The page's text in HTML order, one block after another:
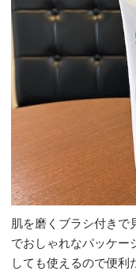
肌を磨くブラシ付きで
でおしゃれなパッケー
しても使えるので便利